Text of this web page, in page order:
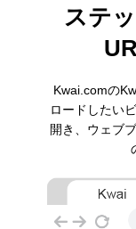
ステ
Kwai.comの
ロードしたい
開き、ウェブ